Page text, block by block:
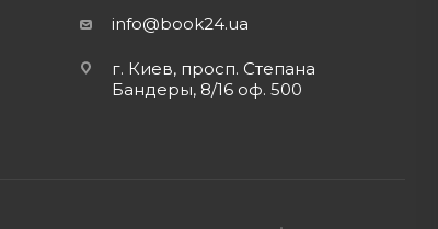
info@book24.ua
г. Киев, просп. Степана
Бандеры, 8/16 оф. 500